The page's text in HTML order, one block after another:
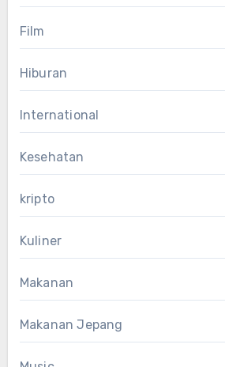
Film
Hiburan
International
Kesehatan
kripto
Kuliner
Makanan
Makanan Jepang